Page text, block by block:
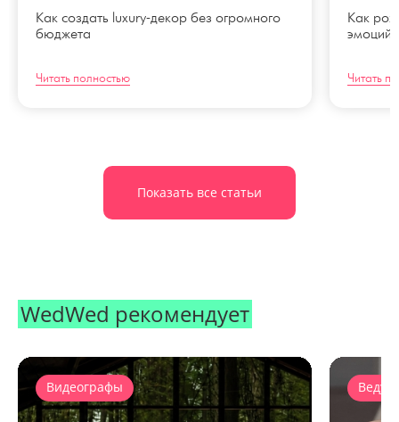
Как создать luxury-декор без огромного
бюджета
Читать полностью
Как
эмоций
Читать
Показать все статьи
WedWed рекомендует
Видеографы